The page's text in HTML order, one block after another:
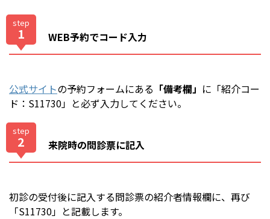
step
1 WEB予約でコード入力
公式サイトの予約フォームにある 「備考欄」 に「紹介コー
ド：S11730」と必ず入力してください。
step
2 来院時の問診票に記入
初診の受付後に記入する問診票の紹介者情報欄に、再び
「S11730」と記載します。